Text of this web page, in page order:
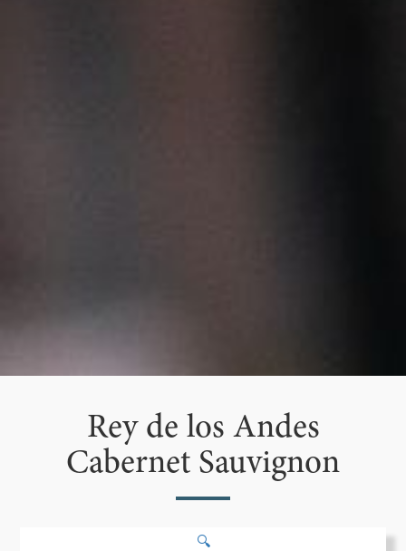
Rey de los Andes
Cabernet Sauvignon
🔍